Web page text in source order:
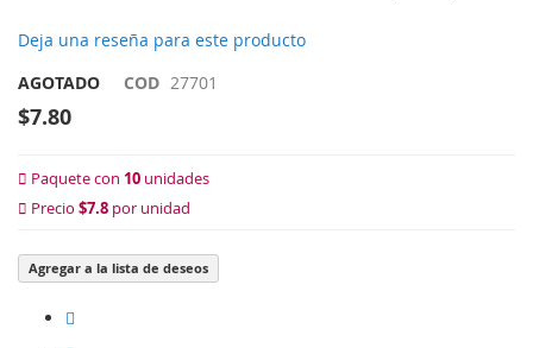
Deja una reseña para este producto
AGOTADO
COD 27701
$7.80
Paquete con 10 unidades
Precio $7.8 por unidad
Agregar a la lista de deseos